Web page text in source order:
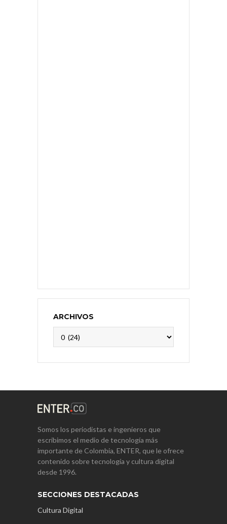
ARCHIVOS
Somos los periodistas e ingenieros que
escribimos el medio de tecnología más
importante de Colombia, ENTER, que le ofrece
contenido sobre tecnología y cultura digital
desde 1996.
SECCIONES DESTACADAS
Cultura Digital